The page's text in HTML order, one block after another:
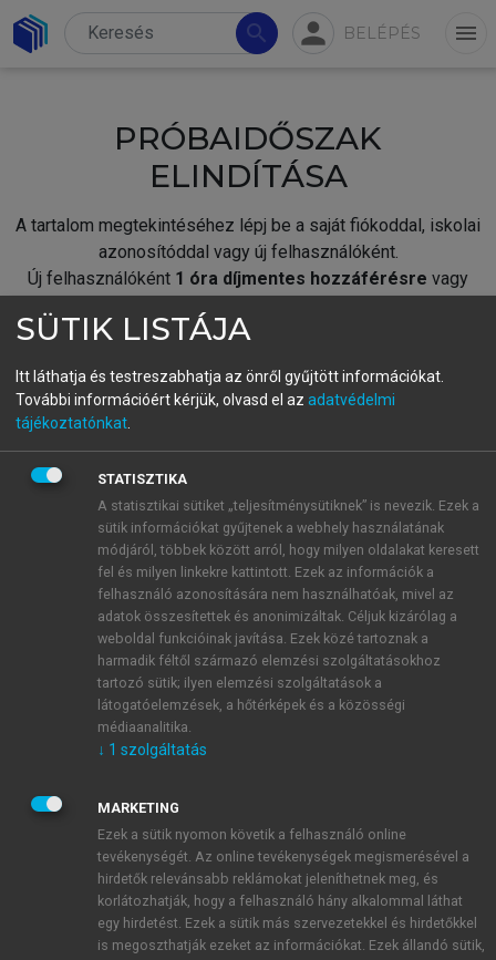
search person BELÉPÉS menu
PRÓBAIDŐSZAK
ELINDÍTÁSA
A tartalom megtekintéséhez lépj be a saját fiókoddal, iskolai
azonosítóddal vagy új felhasználóként.
Új felhasználóként 1 óra díjmentes hozzáférésre vagy
fiókoddal,vagy hozz létre új fiókot.
A regisztráció után apróbaidőszakautomatikusan
BELÉPÉS SAJÁT FIÓKKAL
ÚJ FIÓK LÉTREHOZÁSA
1 óra díjmentes hozzáférés
E-MAIL-CÍM
JELSZÓ
JELSZÓ ÚJRA
SÜTIK LISTÁJA
Itt láthatja és testreszabhatja az önről gyűjtött információkat.
További információért kérjük, olvasd el az adatvédelmi
tájékoztatónkat
STATISZTIKA
A statisztikai sütiket „teljesítménysütiknek” is nevezik. Ezek a
sütik információkat gyűjtenek a webhely használatának
módjáról, többek között arról, hogy milyen oldalakat keresett
fel és milyen linkekre kattintott. Ezek az információk a
felhasználó azonosítására nem használhatóak, mivel az
adatok összesítettek és anonimizáltak. Céljuk kizárólag a
weboldal funkcióinak javítása. Ezek közé tartoznak a
harmadik féltől származó elemzési szolgáltatásokhoz
tartozó sütik; ilyen elemzési szolgáltatások a
látogatóelemzések, a hőtérképek és a közösségi
médiaanalitika.
↓ 1 szolgáltatás
MARKETING
Ezek a sütik nyomon követik a felhasználó online
tevékenységét. Az online tevékenységek megismerésével a
hirdetők relevánsabb reklámokat jeleníthetnek meg, és
korlátozhatják, hogy a felhasználó hány alkalommal láthat
egy hirdetést. Ezek a sütik más szervezetekkel és hirdetőkkel
is megoszthatják ezeket az információkat. Ezek állandó sütik,